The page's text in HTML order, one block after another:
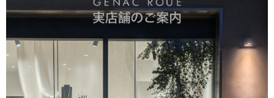
色んなコーディネート楽しんでください。長くご愛用いた
だければ幸いです。 また機会がございましたらよろしくお
バーチャームリング / silver R075